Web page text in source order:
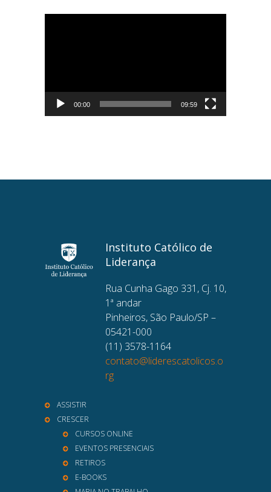
00:00 09:59
Instituto Católico de
Liderança
Rua Cunha Gago 331, Cj. 10,
1ª andar
Pinheiros, São Paulo/SP –
05421-000
(11) 3578-1164
contato@liderescatolicos.o
rg
ASSISTIR
CRESCER
CURSOS ONLINE
EVENTOS PRESENCIAIS
RETIROS
E-BOOKS